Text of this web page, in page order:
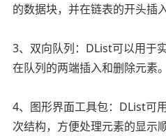
的数据块，并在链表的开头插
3、双向队列：DList可以用于
在队列的两端插入和删除元素。
4、图形界面工具包：DList可
次结构，方便处理元素的显示